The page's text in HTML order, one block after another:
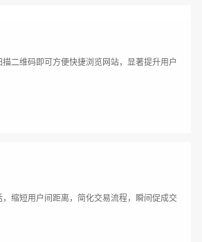
二维码即可方便快捷浏览网站，显著提升用户
缩短用户间距离，简化交易流程，瞬间促成交